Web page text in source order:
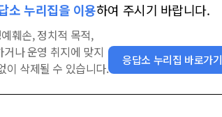
소 누리집을 이용하여 주시기 바랍니다.
훼손, 정치적 목적,
나 운영 취지에 맞지
이 삭제될 수 있습니다.
응답소 누리집 바로가기